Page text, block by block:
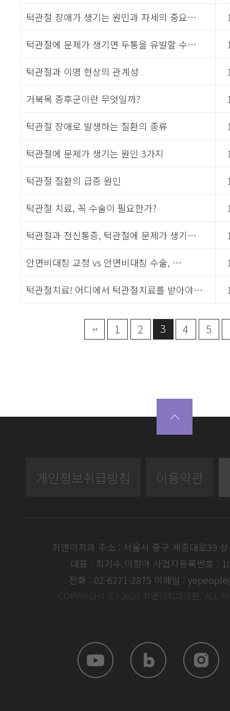
턱관절 장애가 생기는 원인과 자세의 중요…
턱관절에 문제가 생기면 두통을 유발할 수…
턱관절과 이명 현상의 관계성
거북목 증후군이란 무엇일까?
턱관절 장애로 발생하는 질환의 종류
턱관절에 문제가 생기는 원인 3가지
턱관절 질환의 급증 원인
턱관절 치료, 꼭 수술이 필요한가?
턱관절과 전신통증, 턱관절에 문제가 생기…
안면비대칭 교정 vs 안면비대칭 수술, …
턱관절치료! 어디에서 턱관절치료를 받아야…
1 2 3 4 5
개인정보취급방침 이용약관
최앤이치과 주소 : 서울시 중구 세종대로39
대표 : 최기수,이정아 사업자등록번호 :
전화 : 02-6271-2875 이메일 :
COPYRIGHT (C) 2020 최앤이치과의원. ALL